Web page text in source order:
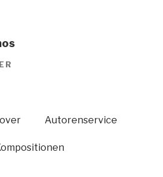
Autorenservice